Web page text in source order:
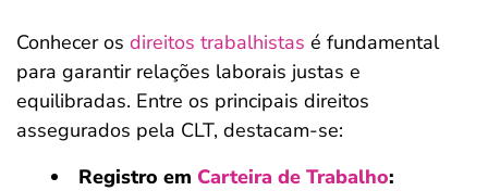
Conhecer os direitos trabalhistas é fundamental
para garantir relações laborais justas e
equilibradas. Entre os principais direitos
assegurados pela CLT, destacam-se:
Registro em Carteira de Trabalho: